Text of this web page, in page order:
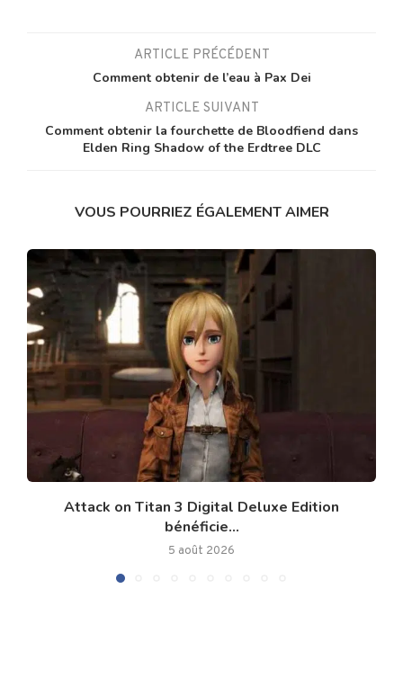
ARTICLE PRÉCÉDENT
Comment obtenir de l’eau à Pax Dei
ARTICLE SUIVANT
Comment obtenir la fourchette de Bloodfiend dans
Elden Ring Shadow of the Erdtree DLC
VOUS POURRIEZ ÉGALEMENT AIMER
Attack on Titan 3 Digital Deluxe Edition
bénéficie...
5 août 2026